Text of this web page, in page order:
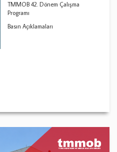
TMMOB 42. Dönem Çalışma
Programı
Basın Açıklamaları